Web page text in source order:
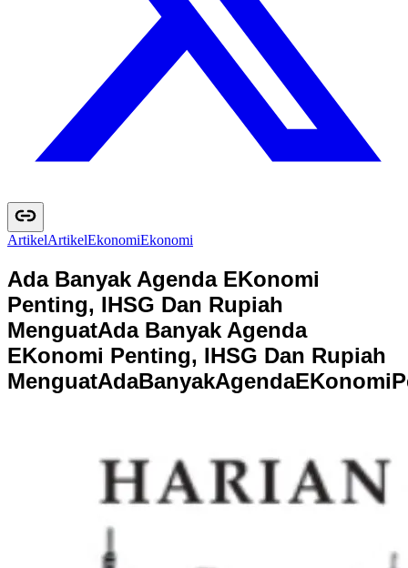
ArtikelArtikelEkonomiEkonomi
Ada Banyak Agenda EKonomi
Penting, IHSG Dan Rupiah
MenguatAda Banyak Agenda
EKonomi Penting, IHSG Dan Rupiah
MenguatAdaBanyakAgendaEKonomiP